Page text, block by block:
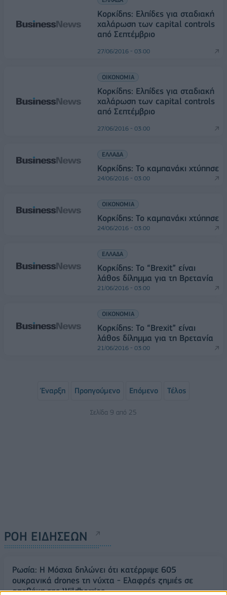
Κορκίδης: Ελπίδες για σταδιακή
χαλάρωση των capital controls
από Σεπτέμβριο
27/06/2016 - 03:00
ΟΙΚΟΝΟΜΙΑ
Κορκίδης: Ελπίδες για σταδιακή
χαλάρωση των capital controls
από Σεπτέμβριο
27/06/2016 - 03:00
ΕΛΛΑΔΑ
Κορκίδης: Το καμπανάκι χτύπησε
24/06/2016 - 03:00
ΟΙΚΟΝΟΜΙΑ
Κορκίδης: Το καμπανάκι χτύπησε
24/06/2016 - 03:00
ΕΛΛΑΔΑ
Κορκίδης: To “Brexit” είναι
λάθος δίλημμα για τη Βρετανία
21/06/2016 - 03:00
ΟΙΚΟΝΟΜΙΑ
Κορκίδης: To “Brexit” είναι
λάθος δίλημμα για τη Βρετανία
21/06/2016 - 03:00
Έναρξη Προηγούμενο Επόμενο Τέλος
Σελίδα 9 από 25
ΡΟΗ ΕΙΔΗΣΕΩΝ
Ρωσία: Η Μόσχα δηλώνει ότι κατέρριψε 605
ουκρανικά drones τη νύχτα - Ελαφρές ζημιές σε
αποθήκη της Wildberries